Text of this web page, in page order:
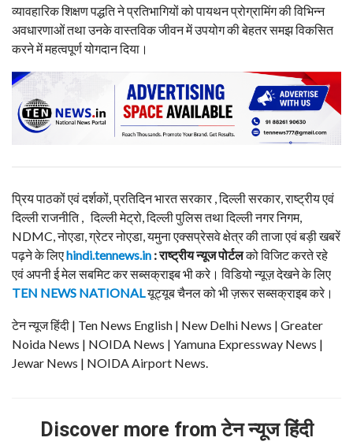
व्यावहारिक शिक्षण पद्धति ने प्रतिभागियों को पायथन प्रोग्रामिंग की विभिन्न
अवधारणाओं तथा उनके वास्तविक जीवन में उपयोग की बेहतर समझ विकसित
करने में महत्वपूर्ण योगदान दिया।
प्रिय पाठकों एवं दर्शकों, प्रतिदिन भारत सरकार , दिल्ली सरकार, राष्ट्रीय एवं
दिल्ली राजनीति , दिल्ली मेट्रो, दिल्ली पुलिस तथा दिल्ली नगर निगम,
NDMC, नोएडा, ग्रेटर नोएडा, यमुना एक्सप्रेसवे क्षेत्र की ताजा एवं बड़ी खबरें
पढ़ने के लिएhindi.tennews.in : राष्ट्रीय न्यूज पोर्टलको विजिट करते रहे
एवं अपनी ई मेल सबमिट कर सब्सक्राइब भी करे। विडियो न्यूज़ देखने के लिए
TEN NEWS NATIONALयूट्यूब चैनल को भी ज़रूर सब्सक्राइब करे।
टेन न्यूज हिंदी | Ten News English | New Delhi News | Greater
Noida News | NOIDA News | Yamuna Expressway News |
Jewar News | NOIDA Airport News.
Discover more from टेन न्यूज हिंदी